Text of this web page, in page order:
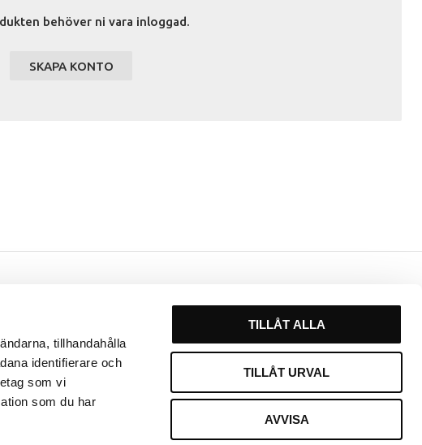
tillhandahålla
identifierare och
som vi
som du har
TILLÅT ALLA
TILLÅT URVAL
AVVISA
behöver ni vara inloggad.
SKAPA KONTO
Kontakt
Växel 0451 - 213 13
E-post